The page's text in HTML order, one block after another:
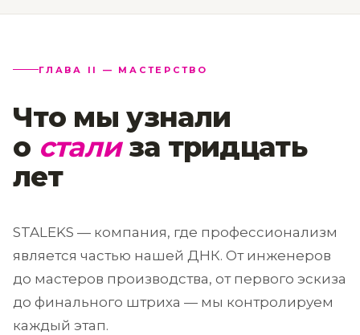
ГЛАВА II — МАСТЕРСТВО
Что мы узнали
о стализа тридцать
лет
STALEKS — компания, где профессионализм
является частью нашей ДНК. От инженеров
до мастеров производства, от первого эскиза
до финального штриха — мы контролируем
каждый этап.